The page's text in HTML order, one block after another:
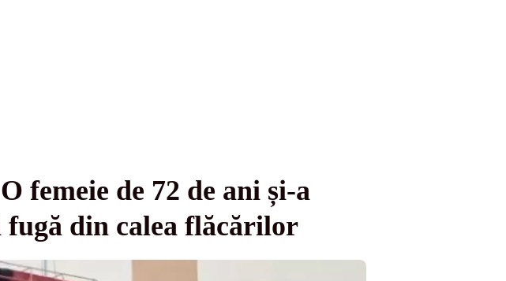
femeie de 72 de ani și-a
fugă din calea flăcărilor